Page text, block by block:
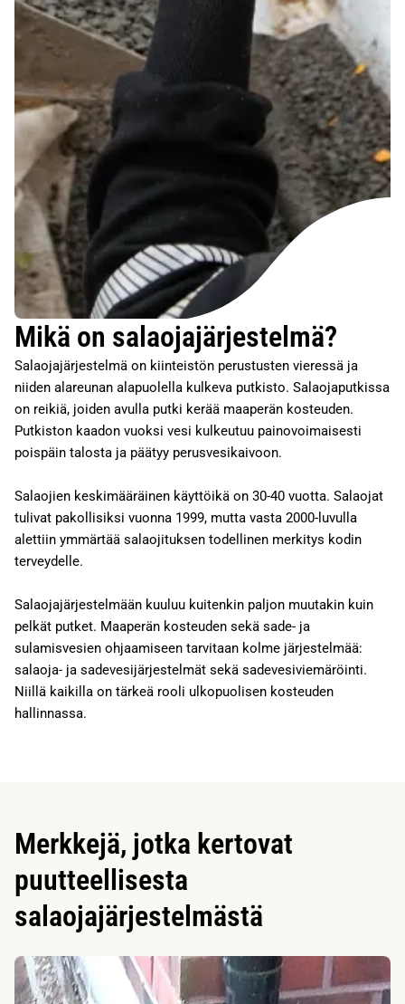
Mikä on salaojajärjestelmä?
Salaojajärjestelmä on kiinteistön perustusten vieressä ja
niiden alareunan alapuolella kulkeva putkisto. Salaojaputkissa
on reikiä, joiden avulla putki kerää maaperän kosteuden.
Putkiston kaadon vuoksi vesi kulkeutuu painovoimaisesti
poispäin talosta ja päätyy perusvesikaivoon.
Salaojien keskimääräinen käyttöikä on 30-40 vuotta. Salaojat
tulivat pakollisiksi vuonna 1999, mutta vasta 2000-luvulla
alettiin ymmärtää salaojituksen todellinen merkitys kodin
terveydelle.
Salaojajärjestelmään kuuluu kuitenkin paljon muutakin kuin
pelkät putket. Maaperän kosteuden sekä sade- ja
sulamisvesien ohjaamiseen tarvitaan kolme järjestelmää:
salaoja- ja sadevesijärjestelmät sekä sadevesiviemäröinti.
Niillä kaikilla on tärkeä rooli ulkopuolisen kosteuden
hallinnassa.
Merkkejä, jotka kertovat
puutteellisesta
salaojajärjestelmästä